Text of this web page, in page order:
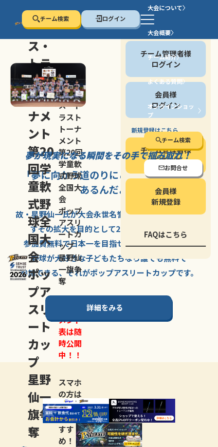
チーム検索 ログイン
大会について
大会概要
チーム紹介
よくある質問
オンラインショッ
プ
チーム検索
お問合せ
停止する
セン
ス・
トラ
スト
トー
ナメ
ント
第20
回学
童軟
式野
球全
国大
会
ポッ
プア
スリ
ート
カッ
プ
星野
仙一
旗争
奪
セン
ス・ト
ラスト
トーナ
メント
第20回
学童軟
式野球
全国大
会
ポップ
アスリ
ートカ
ップ
星野仙
一旗争
奪
メント
表は随
時公開
中！！
スマホ
の方は
LINE登
録がお
すす
め！
会員の方
チーム管理者様
ログイン
会員様
ログイン
新規登録はこちら
チーム管理者様
新規登録
会員様
新規登録
FAQはこちら
夢が現実になる瞬間をその手で掴み取れ！
「夢に向かう道のりにこそ大きな意味が
あるんだよ」
故・星野仙一氏が大会永世名誉会長を務める、野球の
すその拡大を目的として2007年に
参加費無料で日本一を目指せる唯一の野球大会。
野球が大好きな子どもたちなら誰でも無料で
参加できる、それがポップアスリートカップです。
詳細をみる